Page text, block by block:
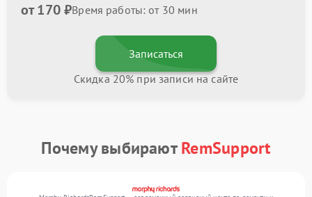
от 170 ₽Время работы: от 30 мин
Записаться
Скидка 20% при записи на сайте
Почему выбираютRemSupport